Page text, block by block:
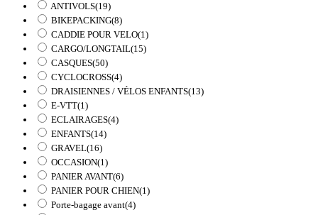
ANTIVOLS(19)
BIKEPACKING(8)
CADDIE POUR VELO(1)
CARGO/LONGTAIL(15)
CASQUES(50)
CYCLOCROSS(4)
DRAISIENNES / VÉLOS ENFANTS(13)
E-VTT(1)
ECLAIRAGES(4)
ENFANTS(14)
GRAVEL(16)
OCCASION(1)
PANIER AVANT(6)
PANIER POUR CHIEN(1)
Porte-bagage avant(4)